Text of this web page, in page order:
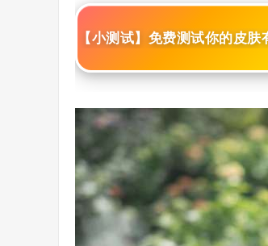
【小测试】免费测试你的皮肤